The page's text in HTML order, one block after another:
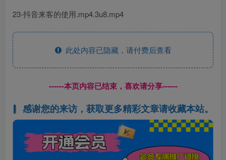
23-抖音来客的使用.mp4.3u8.mp4
此处内容已隐藏，请付费后查看
------本页内容已结束，喜欢请分享------
感谢您的来访，获取更多精彩文章请收藏本站。